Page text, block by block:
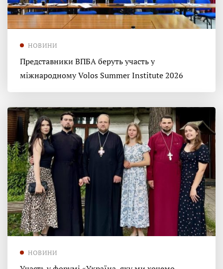
НОВИНИ
Представники ВПБА беруть участь у
міжнародному Volos Summer Institute 2026
НОВИНИ